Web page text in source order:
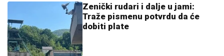
Zenički rudari i dalje u jami:
Traže pismenu potvrdu da će
dobiti plate